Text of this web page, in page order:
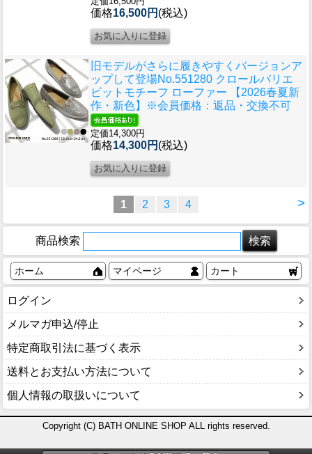
価格16,500円 (税込)
旧モデルがさらに履きやすくバージョンア
ップして登場No.551280 クロールバリエ
ビットモチーフ ローファー 【2026春夏新
作・新色】※会員価格：返品・交換不可
定価14,300円
価格14,300円 (税込)
>
1 2 3 4
商品検索
ホーム マイページ カート
ログイン
メルマガ申込/停止
特定商取引法に基づく表示
送料とお支払い方法について
個人情報の取扱いについて
Copyright (C) BATH ONLINE SHOP ALL rights reserved.